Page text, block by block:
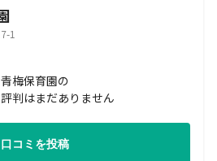
1
梅保育園の
判はまだありません
口コミを投稿